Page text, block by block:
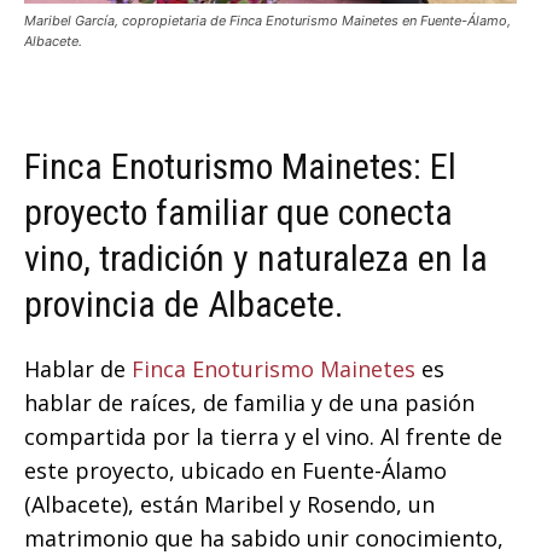
Maribel García, copropietaria de Finca Enoturismo Mainetes en Fuente-Álamo,
Albacete.
Finca Enoturismo Mainetes: El
proyecto familiar que conecta
vino, tradición y naturaleza en la
provincia de Albacete.
Hablar de Finca Enoturismo Mainetes es
hablar de raíces, de familia y de una pasión
compartida por la tierra y el vino. Al frente de
este proyecto, ubicado en Fuente-Álamo
(Albacete), están Maribel y Rosendo, un
matrimonio que ha sabido unir conocimiento,